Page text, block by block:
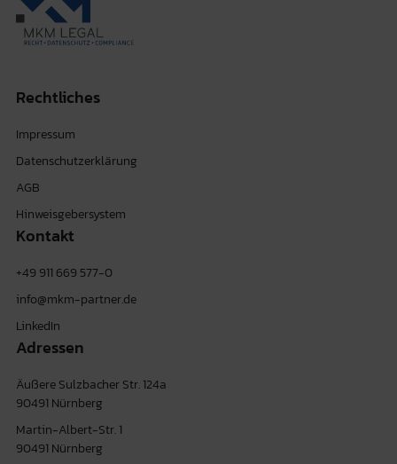
Rechtliches
Impressum
Datenschutzerklärung
AGB
Hinweisgebersystem
Kontakt
+49 911 669 577-0
info@mkm-partner.de
LinkedIn
Adressen
Äußere Sulzbacher Str. 124a
90491 Nürnberg
Martin-Albert-Str. 1
90491 Nürnberg